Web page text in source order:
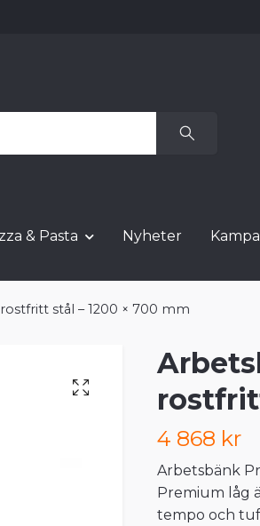
& Pasta Nyheter
stål – 1200 × 700 mm
4 868 kr
Arbetsbänk
Premium låg
tempo och